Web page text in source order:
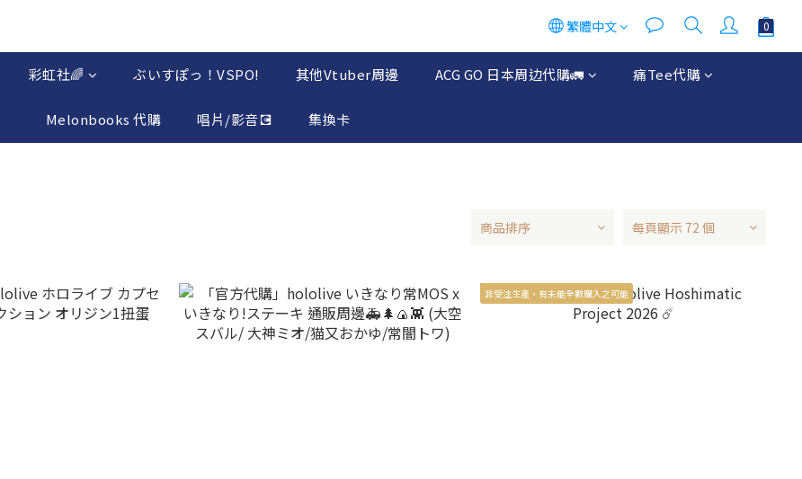
繁體中文
彩虹社🌈 ぶいすぽっ！VSPO! 其他Vtuber周邊 ACG GO 日本周边代購🚛 痛Tee代購
Melonbooks 代購 唱片/影音💽 集換卡
商品排序 每頁顯示 72 個
非受注生產，有未能全數購入之可能